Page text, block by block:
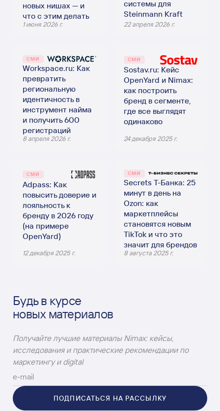
новых нишах — и
что с этим делать
1 июня 2026 г.
системы для
Steinmann Kraft
22 апреля 2026 г.
СМИ
Workspace.ru: Как
превратить
региональную
идентичность в
инструмент найма
и получить 600
регистраций
8 апреля 2026 г.
СМИ
Sostav.ru: Кейс
OpenYard и Nimax:
как построить
бренд в сегменте,
где все выглядят
одинаково
24 декабря 2025 г.
СМИ
Adpass: Как
повысить доверие и
лояльность к
бренду в 2026 году
(на примере
OpenYard)
12 декабря 2025 г.
СМИ
Secrets Т-Банка: 25
минут в день на
Ozon: как
маркетплейсы
становятся новым
TikTok и что это
значит для брендов
8 августа 2025 г.
Будь в курсе
новых материалов
Получайте лучшие материалы Nimax: кейсы,
исследования и практические рекомендации по
маркетингу и digital
ПОДПИСАТЬСЯ НА РАССЫЛКУ